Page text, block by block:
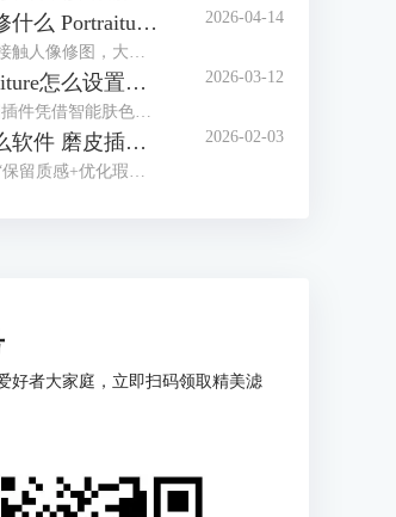
人像修图主要修什么 Portraiture插件怎么用 2026-04-14
磨皮插件Portraiture怎么设置数值 Portraiture怎么保存预设 2026-03-12
修人像图用什么软件 磨皮插件Portraiture怎么用 2026-02-03
好者大家庭，立即扫码领取精美滤